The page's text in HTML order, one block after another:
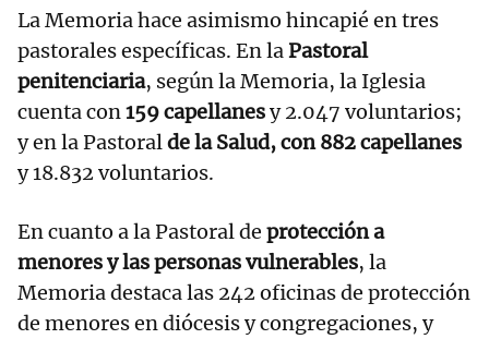
La Memoria hace asimismo hincapié en tres
pastorales específicas. En laPastoral
penitenciaria, según la Memoria, la Iglesia
cuenta con159 capellanesy 2.047 voluntarios;
y en la Pastoralde la Salud, con 882 capellanes
y 18.832 voluntarios.
En cuanto a la Pastoral de protección a
menores y las personas vulnerables, la
Memoria destaca las 242 oficinas de protección
de menores en diócesis y congregaciones, y